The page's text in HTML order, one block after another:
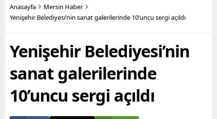
Başkanı Vahap Seçer’in
öncülüğünde hayata
manevi olarak nefes
alabilmesine destek
olmayı hedefleyen
Büyükşehir...
ekipleri, son olarak Bahçe
katlı iki ayrı metruk
yapının...
Anasayfa
Mersin Haber
Yenişehir Belediyesi’nin sanat galerilerinde 10’uncu sergi açıldı
Yenişehir Belediyesi’nin
sanat galerilerinde
10’uncu sergi açıldı